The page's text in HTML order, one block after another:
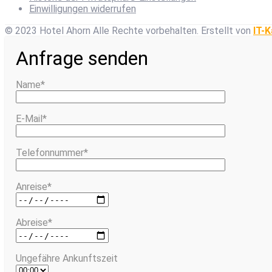
Einwilligungen widerrufen
© 2023 Hotel Ahorn Alle Rechte vorbehalten. Erstellt von IT-
Anfrage senden
Name*
E-Mail*
Telefonnummer*
Anreise*
Abreise*
Ungefähre Ankunftszeit